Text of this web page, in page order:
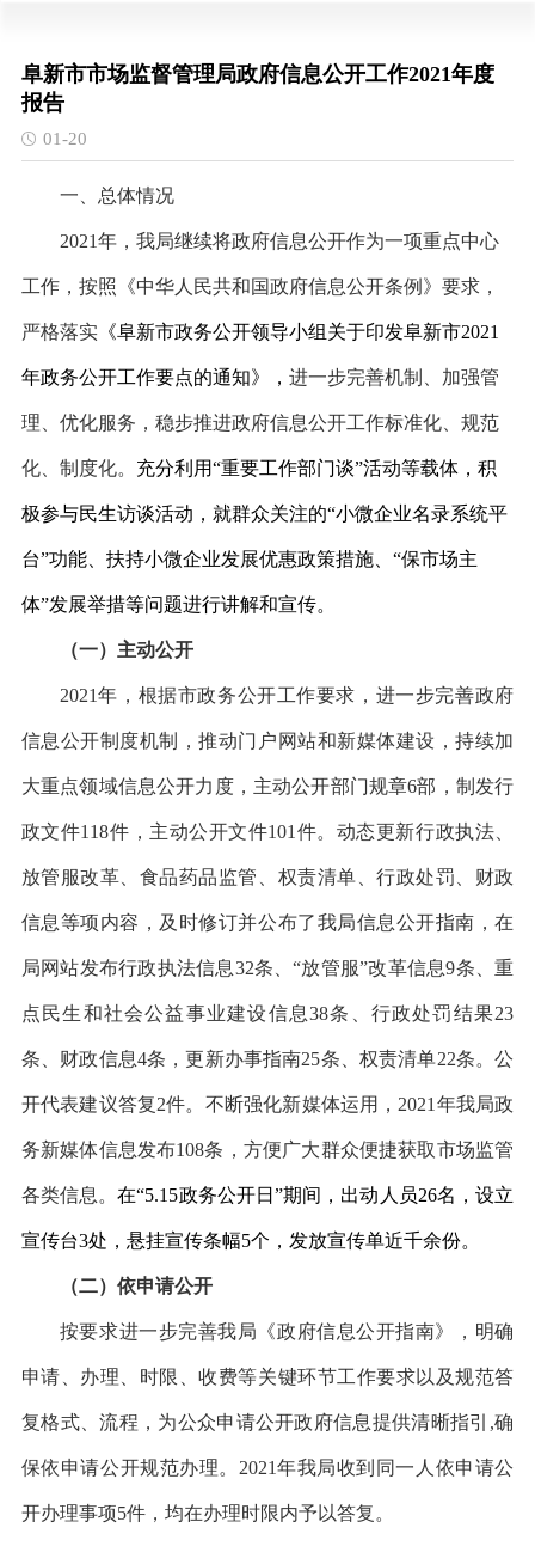
阜新市市场监督管理局政府信息公开工作2021年度
报告
01-20
一、总体情况
2021年，我局继续将政府信息公开作为一项重点中心
工作，按照《中华人民共和国政府信息公开条例》要求，
严格落实《阜新市政务公开领导小组关于印发阜新市2021
年政务公开工作要点的通知》， 进一步完善机制、加强管
理、优化服务，稳步推进政府信息公开工作标准化、规范
化、制度化。 充分利用“重要工作部门谈”活动等载体，积
极参与民生访谈活动，就群众关注的“小微企业名录系统平
台”功能、扶持小微企业发展优惠政策措施、“保市场主
体”发展举措等问题进行讲解和宣传。
（一）主动公开
2021年，根据市政务公开工作要求，进一步完善政府
信息公开制度机制，推动门户网站和新媒体建设，持续加
大重点领域信息公开力度，主动公开部门规章6部，制发行
政文件118件，主动公开文件101件。动态更新行政执法、
放管服改革、食品药品监管、权责清单、行政处罚、财政
信息等项内容，及时修订并公布了我局信息公开指南，在
局网站发布行政执法信息32条、“放管服”改革信息9条、重
点民生和社会公益事业建设信息38条、行政处罚结果23
条、财政信息4条，更新办事指南25条、权责清单22条。公
开代表建议答复2件。不断强化新媒体运用，2021年我局政
务新媒体信息发布108条，方便广大群众便捷获取市场监管
各类信息。在“5.15政务公开日”期间，出动人员26名，设立
宣传台3处，悬挂宣传条幅5个，发放宣传单近千余份。
（二）依申请公开
按要求进一步完善我局《政府信息公开指南》，明确
申请、办理、时限、收费等关键环节工作要求以及规范答
复格式、流程，为公众申请公开政府信息提供清晰指引 ,确
保依申请公开规范办理。2021年我局收到同一人依申请公
开办理事项5件，均在办理时限内予以答复。